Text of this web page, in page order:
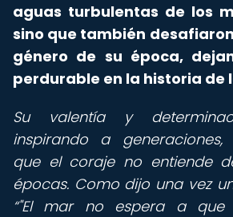
aguas turbulentas de los
sino que también
género de su época,
perdurable en la historia de
Su valentía y
inspirando a generaciones,
que el coraje no entiende
épocas. Como dijo una vez
"El mar no espera a